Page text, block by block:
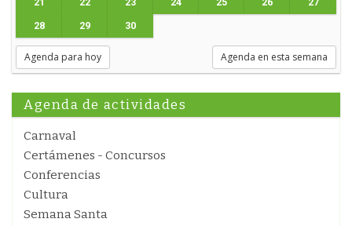
21 22 23 24 25 26 27
28 29 30
Agenda para hoy Agenda en esta semana
Agenda de actividades
Carnaval
Certámenes - Concursos
Conferencias
Cultura
Semana Santa